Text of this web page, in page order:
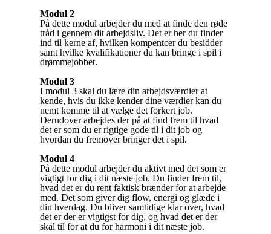
Modul 2
På dette modul arbejder du med at finde den røde
tråd i gennem dit arbejdsliv. Det er her du finder
ind til kerne af, hvilken kompentcer du besidder
samt hvilke kvalifikationer du kan bringe i spil i
drømmejobbet.
Modul 3
I modul 3 skal du lære din arbejdsværdier at
kende, hvis du ikke kender dine værdier kan du
nemt komme til at vælge det forkert job.
Derudover arbejdes der på at find frem til hvad
det er som du er rigtige gode til i dit job og
hvordan du fremover bringer det i spil.
Modul 4
På dette modul arbejder du aktivt med det som er
vigtigt for dig i dit næste job. Du finder frem til,
hvad det er du rent faktisk brænder for at arbejde
med. Det som giver dig flow, energi og glæde i
din hverdag. Du bliver samtidige klar over, hvad
det er der er vigtigst for dig, og hvad det er der
skal til for at du for harmoni i dit næste job.